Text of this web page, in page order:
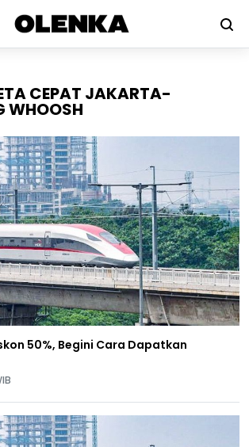
CEPAT JAKARTA-
WHOOSH
50%, Begini Cara Dapatkan